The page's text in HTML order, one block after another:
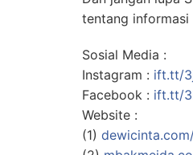
tentang informasi
Sosial Media :
Instagram : ift.tt/
Facebook : ift.tt/
Website :
(1)